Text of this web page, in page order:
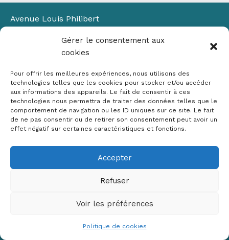
Gérer le consentement aux
cookies
Pour offrir les meilleures expériences, nous utilisons des
technologies telles que les cookies pour stocker et/ou accéder
aux informations des appareils. Le fait de consentir à ces
technologies nous permettra de traiter des données telles que le
comportement de navigation ou les ID uniques sur ce site. Le fait
de ne pas consentir ou de retirer son consentement peut avoir un
effet négatif sur certaines caractéristiques et fonctions.
Accepter
Refuser
Voir les préférences
Politique de cookies
Avenue Louis Philibert
Bâtiment Laennec
13100 Aix-en-Provence
✉ contact@crige-paca.org
Mentions légales
RGPD
Copyright © 2026 Crige PACA